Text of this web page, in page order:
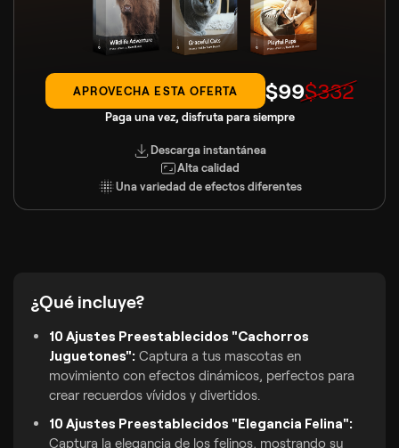
$99$332
APROVECHA ESTA OFERTA
Paga una vez, disfruta para siempre
Descarga instantánea
Alta calidad
Una variedad de efectos diferentes
¿Qué incluye?
10 Ajustes Preestablecidos "Cachorros
Juguetones": Captura a tus mascotas en
movimiento con efectos dinámicos, perfectos para
crear recuerdos vívidos y divertidos.
10 Ajustes Preestablecidos "Elegancia Felina":
Captura la elegancia de los felinos, mostrando su